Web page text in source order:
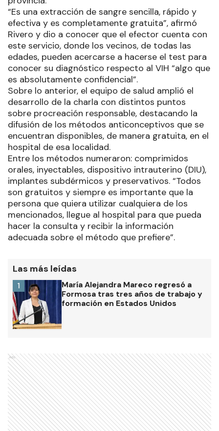
“Es una extracción de sangre sencilla, rápido y
efectiva y es completamente gratuita”, afirmó
Rivero y dio a conocer que el efector cuenta con
este servicio, donde los vecinos, de todas las
edades, pueden acercarse a hacerse el test para
conocer su diagnóstico respecto al VIH “algo que
es absolutamente confidencial”.
Sobre lo anterior, el equipo de salud amplió el
desarrollo de la charla con distintos puntos
sobre procreación responsable, destacando la
difusión de los métodos anticonceptivos que se
encuentran disponibles, de manera gratuita, en el
hospital de esa localidad.
Entre los métodos numeraron: comprimidos
orales, inyectables, dispositivo intrauterino (DIU),
implantes subdérmicos y preservativos. “Todos
son gratuitos y siempre es importante que la
persona que quiera utilizar cualquiera de los
mencionados, llegue al hospital para que pueda
hacer la consulta y recibir la información
adecuada sobre el método que prefiere”.
Las más leídas
María Alejandra Mareco regresó a
Formosa tras tres años de trabajo y
formación en Estados Unidos
1
Ads